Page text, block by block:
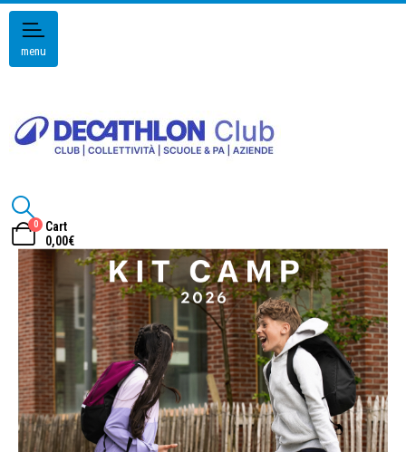
menu
0
Cart
0,00€